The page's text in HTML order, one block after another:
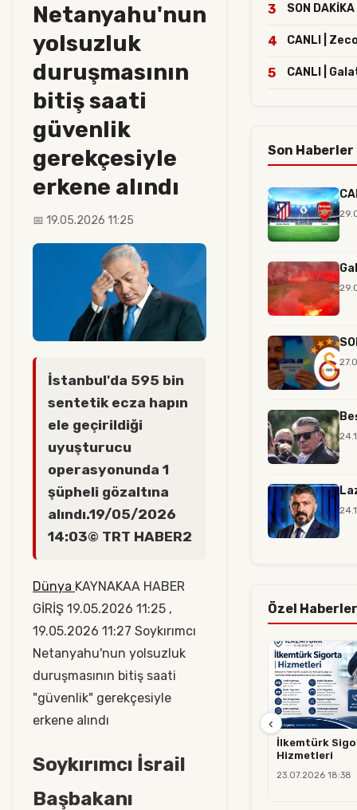
Netanyahu'nun
yolsuzluk
duruşmasının
bitiş saati
güvenlik
gerekçesiyle
erkene alındı
📅 19.05.2026 11:25
İstanbul'da 595 bin
sentetik ecza hapın
ele geçirildiği
uyuşturucu
operasyonunda 1
şüpheli gözaltına
alındı.19/05/2026
14:03© TRT HABER2
Dünya KAYNAKAA HABER
GİRİŞ 19.05.2026 11:25 ,
19.05.2026 11:27 Soykırımcı
Netanyahu'nun yolsuzluk
duruşmasının bitiş saati
"güvenlik" gerekçesiyle
erkene alındı
Soykırımcı İsrail
Başbakanı
3 SON
4 CANLI |
5 CANLI |
Son Haberler
Özel Haberler
İlkemtürk
Hizmetleri
23.07.2026 18:38
‹